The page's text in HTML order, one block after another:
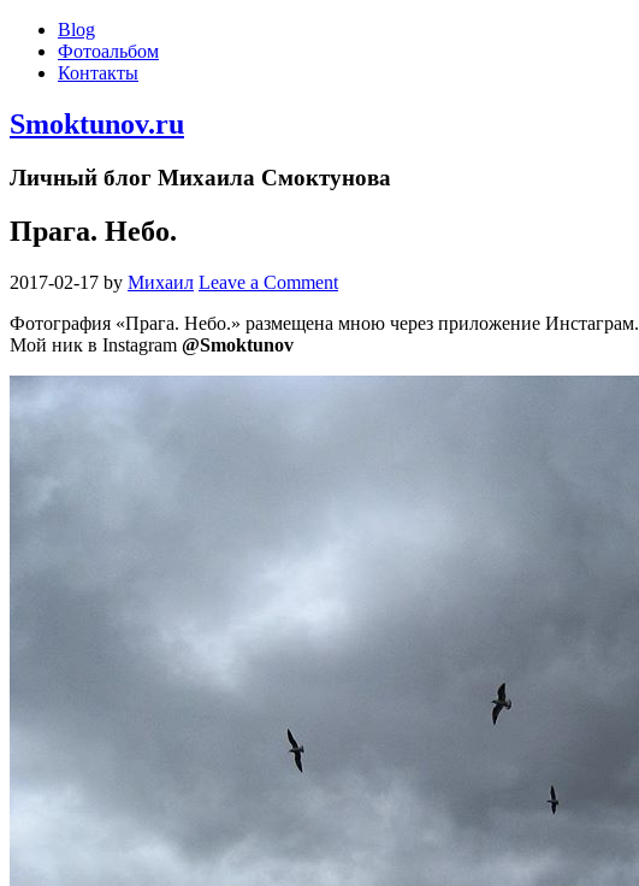
Blog
Фотоальбом
Контакты
Smoktunov.ru
Личный блог Михаила Смоктунова
Прага. Небо.
2017-02-17 by Михаил Leave a Comment
Фотография «Прага. Небо.» размещена мною через приложение Инстаграм.
Мой ник в Instagram @Smoktunov